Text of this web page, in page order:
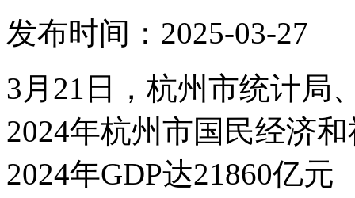
发布时间：2025-03-27
3月21日，杭州市统计局
2024年杭州市国民经济
2024年GDP达21860亿